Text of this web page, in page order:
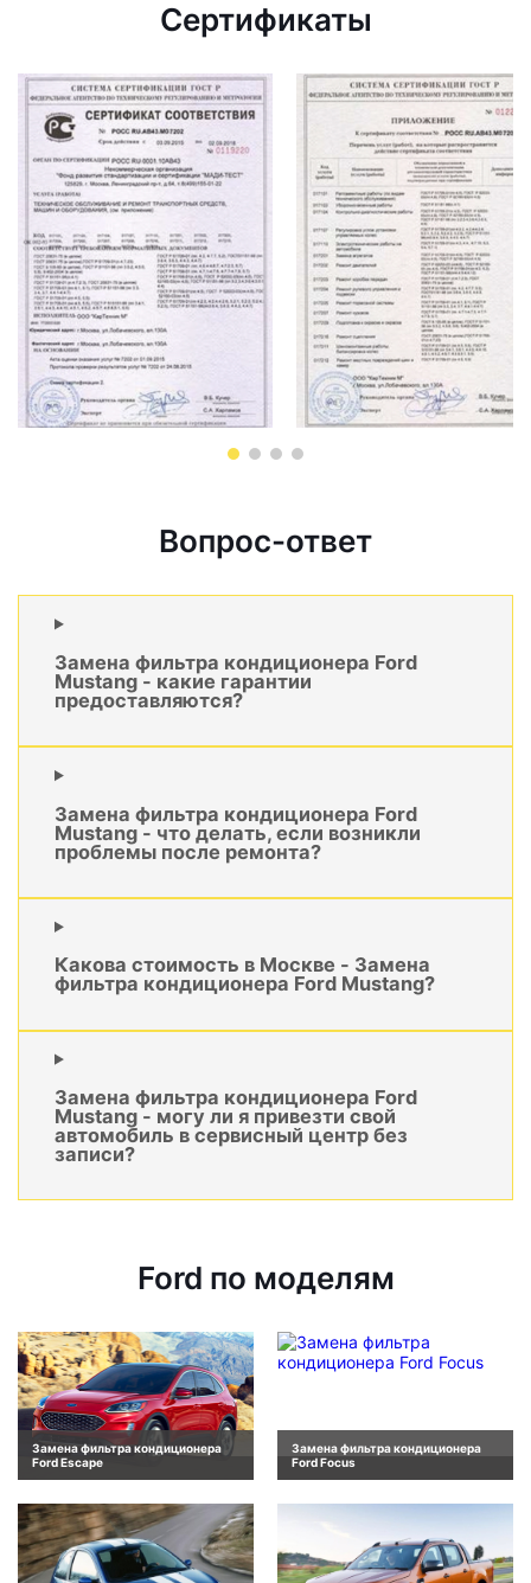
Сертификаты
Вопрос-ответ
Замена фильтра кондиционера Ford
Mustang - какие гарантии
предоставляются?
Замена фильтра кондиционера Ford
Mustang - что делать, если возникли
проблемы после ремонта?
Какова стоимость в Москве - Замена
фильтра кондиционера Ford Mustang?
Замена фильтра кондиционера Ford
Mustang - могу ли я привезти свой
автомобиль в сервисный центр без
записи?
Ford по моделям
Замена фильтра кондиционера
Ford Escape
Замена фильтра кондиционера
Ford Focus